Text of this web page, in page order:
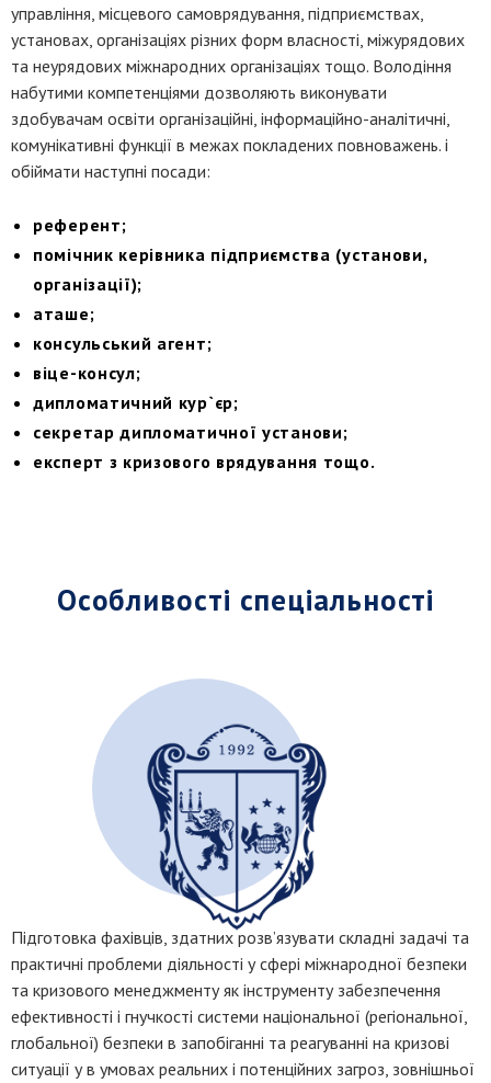
управління, місцевого самоврядування, підприємствах,
установах, організаціях різних форм власності, міжурядових
та неурядових міжнародних організаціях тощо. Володіння
набутими компетенціями дозволяють виконувати
здобувачам освіти організаційні, інформаційно-аналітичні,
комунікативні функції в межах покладених повноважень. і
обіймати наступні посади:
референт;
помічник керівника підприємства (установи,
організації);
аташе;
консульський агент;
віце-консул;
дипломатичний кур`єр;
секретар дипломатичної установи;
експерт з кризового врядування тощо.
Особливості спеціальності
Підготовка фахівців, здатних розв’язувати складні задачі та
практичні проблеми діяльності у сфері міжнародної безпеки
та кризового менеджменту як інструменту забезпечення
ефективності і гнучкості системи національної (регіональної,
глобальної) безпеки в запобіганні та реагуванні на кризові
ситуації у в умовах реальних і потенційних загроз, зовнішньої